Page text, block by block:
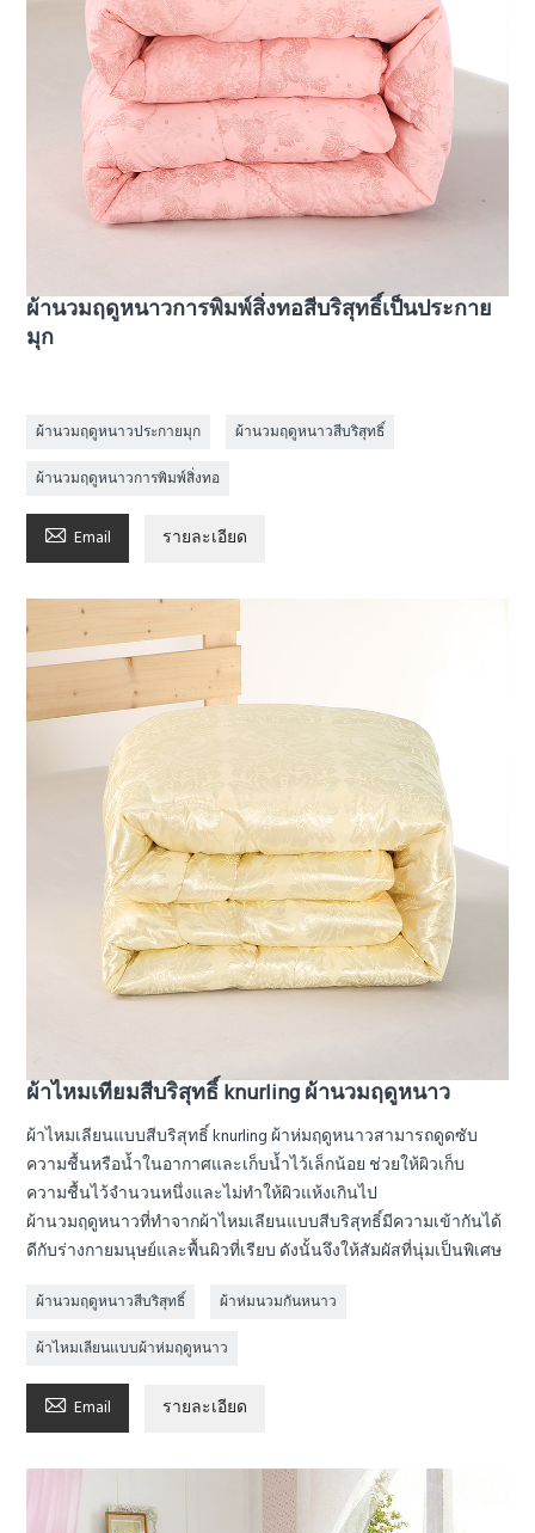
ผ้านวมฤดูหนาวการพิมพ์สิ่งทอสีบริสุทธิ์เป็นประกาย
มุก
ผ้านวมฤดูหนาวประกายมุก
ผ้านวมฤดูหนาวสีบริสุทธิ์
ผ้านวมฤดูหนาวการพิมพ์สิ่งทอ
 Email รายละเอียด
ผ้าไหมเทียมสีบริสุทธิ์ knurling ผ้านวมฤดูหนาว
ผ้าไหมเลียนแบบสีบริสุทธิ์ knurling ผ้าห่มฤดูหนาวสามารถดูดซับ
ความชื้นหรือน้ำในอากาศและเก็บน้ำไว้เล็กน้อย ช่วยให้ผิวเก็บ
ความชื้นไว้จำนวนหนึ่งและไม่ทำให้ผิวแห้งเกินไป
ผ้านวมฤดูหนาวที่ทำจากผ้าไหมเลียนแบบสีบริสุทธิ์มีความเข้ากันได้
ดีกับร่างกายมนุษย์และพื้นผิวที่เรียบ ดังนั้นจึงให้สัมผัสที่นุ่มเป็นพิเศษ
ผ้านวมฤดูหนาวสีบริสุทธิ์
ผ้าห่มนวมกันหนาว
ผ้าไหมเลียนแบบผ้าห่มฤดูหนาว
 Email รายละเอียด